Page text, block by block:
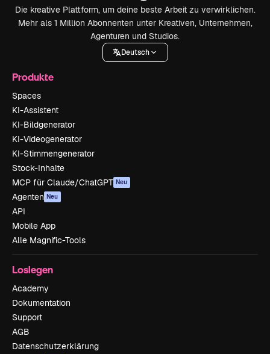
Die kreative Plattform, um deine beste Arbeit zu verwirklichen.
Mehr als 1 Million Abonnenten unter Kreativen, Unternehmen,
Agenturen und Studios.
Deutsch
Produkte
Spaces
KI-Assistent
KI-Bildgenerator
KI-Videogenerator
KI-Stimmengenerator
Stock-Inhalte
MCP für Claude/ChatGPT Neu
Agenten Neu
API
Mobile App
Alle Magnific-Tools
Loslegen
Academy
Dokumentation
Support
AGB
Datenschutzerklärung